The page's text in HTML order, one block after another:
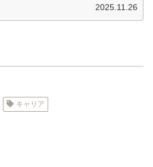
2025.11.26
キャリア